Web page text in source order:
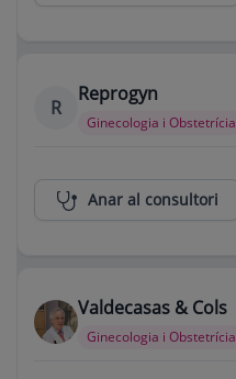
R
Reprogyn
Ginecologia i Obstetrícia
Anar al consultori
Valdecasas & Cols
Ginecologia i Obstetrícia